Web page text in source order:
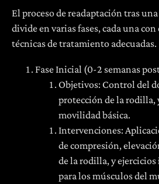
El proceso de readaptación tras
divide en varias fases, cada una
técnicas de tratamiento adecuadas.
Fase Inicial (0-2 semanas
Objetivos: Control del
protección de la rodilla,
movilidad básica.
Intervenciones:
de compresión,
de la rodilla, y
para los músculos del